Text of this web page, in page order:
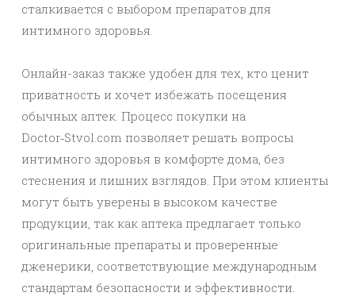
сталкивается с выбором препаратов для
интимного здоровья.
Онлайн-заказ также удобен для тех, кто ценит
приватность и хочет избежать посещения
обычных аптек. Процесс покупки на
Doctor‑Stvol.com позволяет решать вопросы
интимного здоровья в комфорте дома, без
стеснения и лишних взглядов. При этом клиенты
могут быть уверены в высоком качестве
продукции, так как аптека предлагает только
оригинальные препараты и проверенные
дженерики, соответствующие международным
стандартам безопасности и эффективности.